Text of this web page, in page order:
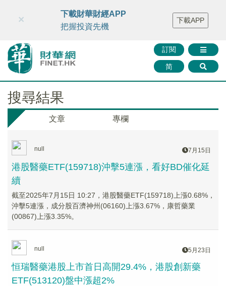
財華智庫網 FINTV FINMETA 財華證券 媒體矩陣
智庫沙龍
聯絡我們
訂閱
简
×
下載財華財經APP
把握投資先機
下載APP
搜尋結果
文章 專欄
null 7月15日
港股醫藥ETF(159718)沖擊5連漲，看好BD催化延
續
截至2025年7月15日 10:27，港股醫藥ETF(159718)上漲0.68%，
沖擊5連漲，成分股百濟神州(06160)上漲3.67%，康哲藥業
(00867)上漲3.35%。
null 5月23日
恒瑞醫藥港股上市首日高開29.4%，港股創新藥
ETF(513120)盤中漲超2%